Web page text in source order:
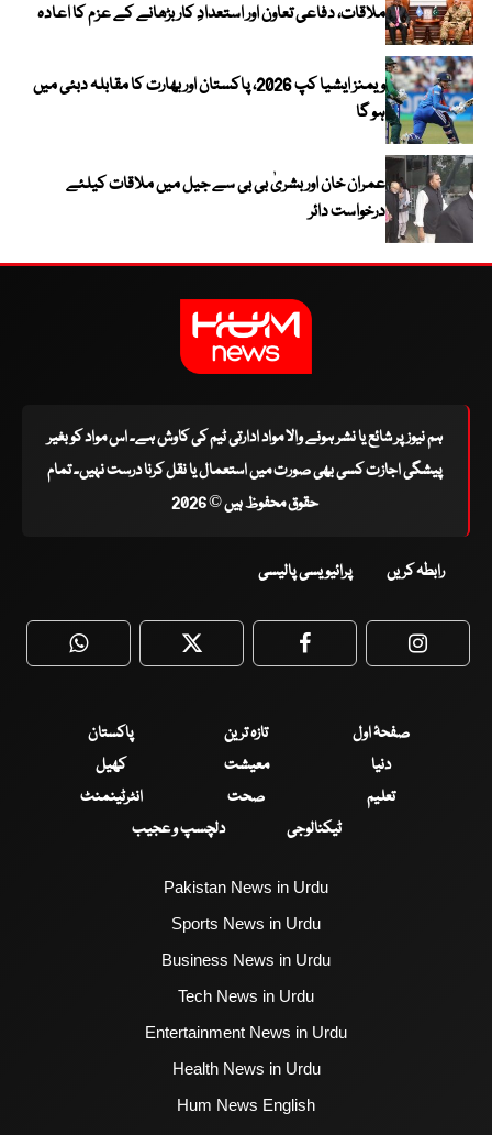
ملاقات، دفاعی تعاون اور استعدادِ کار بڑھانے کے عزم کا اعادہ
ویمنز ایشیا کپ 2026، پاکستان اور بھارت کا مقابلہ دبئی میں
ہو گا
عمران خان اور بشریٰ بی بی سے جیل میں ملاقات کیلئے
درخواست دائر
ہم نیوز پر شائع یا نشر ہونے والا مواد ادارتی ٹیم کی کاوش ہے۔ اس مواد کو بغیر
پیشگی اجازت کسی بھی صورت میں استعمال یا نقل کرنا درست نہیں۔ تمام
حقوق محفوظ ہیں © 2026
رابطہ کریں پرائیویسی پالیسی
WhatsApp Twitter Facebook
صفحۂ اول تازہ ترین
پاکستان
دنیا
معیشت
کھیل
تعلیم
صحت
انٹرٹینمنٹ
ٹیکنالوجی
دلچسپ و عجیب
Pakistan News in Urdu
Sports News in Urdu
Business News in Urdu
Tech News in Urdu
Entertainment News in Urdu
Health News in Urdu
Hum News English